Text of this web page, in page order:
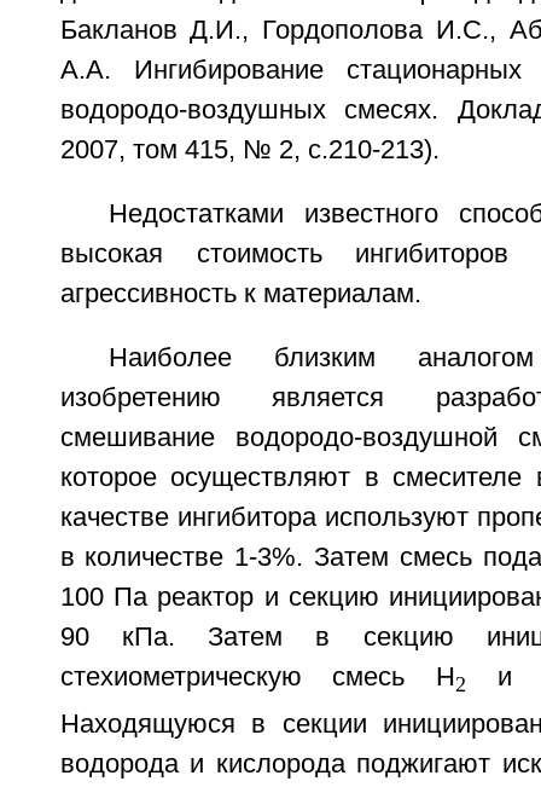
Бакланов Д.И., Гордополова И.С.,
А.А. Ингибирование
водородо-воздушных смесях.
2007, том 415, № 2, с.210-213).
Недостатками известного
высокая стоимость
агрессивность к материалам.
Наиболее близким
изобретению является
смешивание водородо-воздушной
которое осуществляют в
качестве ингибитора используют
в количестве 1-3%. Затем смесь
100 Па реактор и секцию
90 кПа. Затем в секцию
стехиометрическую смесь Н2
и
Находящуюся в секции
водорода и кислорода поджигают